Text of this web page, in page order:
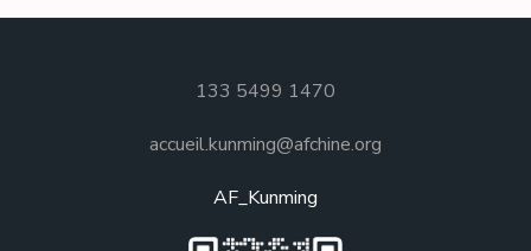
133 5499 1470
accueil.kunming@afchine.org
AF_Kunming